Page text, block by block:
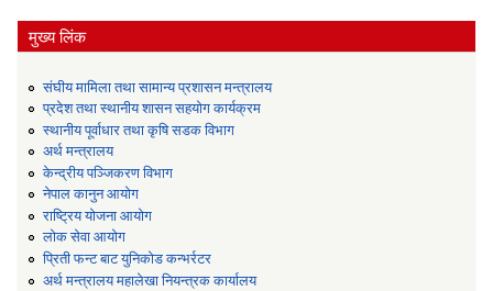
मुख्य लिंक
संघीय मामिला तथा सामान्य प्रशासन मन्त्रालय
प्रदेश तथा स्थानीय शासन सहयोग कार्यक्रम
स्थानीय पूर्वाधार तथा कृषि सडक विभाग
अर्थ मन्त्रालय
केन्द्रीय पञ्जिकरण विभाग
नेपाल कानुन आयोग
राष्ट्रिय योजना आयोग
लोक सेवा आयोग
प्रिती फन्ट बाट युनिकोड कन्भर्रटर
अर्थ मन्त्रालय महालेखा नियन्त्रक कार्यालय